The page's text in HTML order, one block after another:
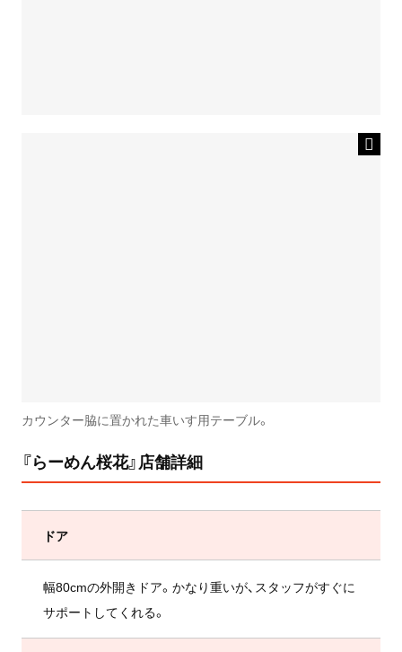
カウンター脇に置かれた車いす用テーブル。
『らーめん桜花』店舗詳細
ドア
幅80cmの外開きドア。かなり重いが、スタッフがすぐに
サポートしてくれる。